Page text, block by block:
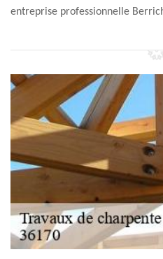
entreprise professionnelle